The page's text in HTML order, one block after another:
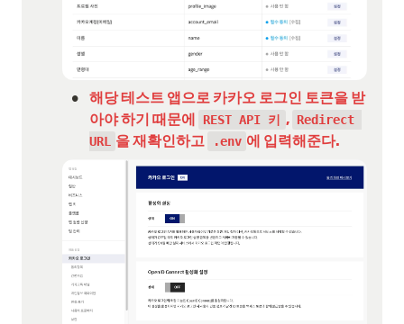
•
해당 테스트 앱으로 카카오 로그인 토큰을 받
아야 하기 때문에
REST API 키 , Redirect
URL
을 재확인하고 .env 에 입력해준다.